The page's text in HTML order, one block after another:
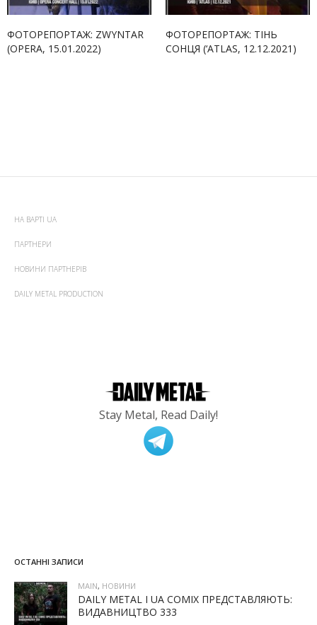
ФОТОРЕПОРТАЖ: ZWYNTAR
(OPERA, 15.01.2022)
ФОТОРЕПОРТАЖ: ТІНЬ
СОНЦЯ (‘ATLAS, 12.12.2021)
НА ВАРТІ UA
ПАРТНЕРИ
НОВИНИ ПАРТНЕРІВ
DAILY METAL PRODUCTION
Stay Metal, Read Daily!
ОСТАННІ ЗАПИСИ
MAIN, НОВИНИ
DAILY METAL І UA COMIX ПРЕДСТАВЛЯЮТЬ:
ВИДАВНИЦТВО 333